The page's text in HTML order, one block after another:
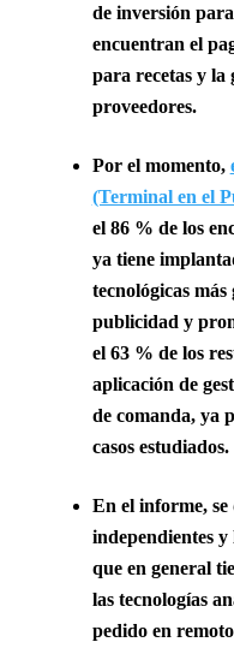
de inversión
encuentran el
para recetas y la
proveedores.
Por el momento,
(Terminal en el
el 86 % de los
ya tiene
tecnológicas
publicidad y
el 63 % de los
aplicación de
de comanda, ya
casos estudiados.
En el informe,se
independientes
que en general
las tecnologías
pedido en